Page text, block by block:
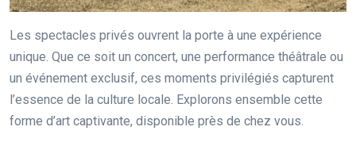
Les spectacles privés ouvrent la porte à une expérience
unique. Que ce soit un concert, une performance théâtrale ou
un événement exclusif, ces moments privilégiés capturent
l’essence de la culture locale. Explorons ensemble cette
forme d’art captivante, disponible près de chez vous.